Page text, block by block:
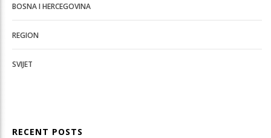
BOSNA I HERCEGOVINA
REGION
SVIJET
RECENT POSTS